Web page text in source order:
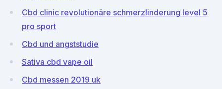
Cbd clinic revolutionäre schmerzlinderung level 5
pro sport
Cbd und angststudie
Sativa cbd vape oil
Cbd messen 2019 uk